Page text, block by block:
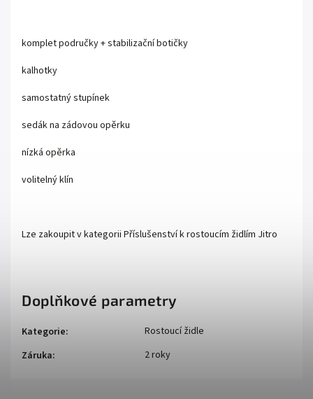
komplet područky + stabilizační botičky
kalhotky
samostatný stupínek
sedák na zádovou opěrku
nízká opěrka
volitelný klín
Lze zakoupit v kategorii Příslušenství k rostoucím židlím Jitro
Doplňkové parametry
Kategorie:
Rostoucí židle
Záruka: 2 roky